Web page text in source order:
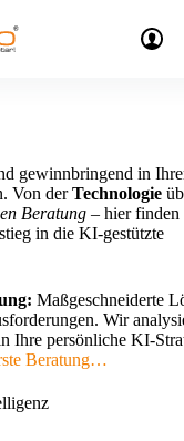
gewinnbringend in
Von derTechnologie
Beratung – hier finden
in die KI-gestützte
Maßgeschneiderte
Wir
Ihre persönliche KI-
Beratung…